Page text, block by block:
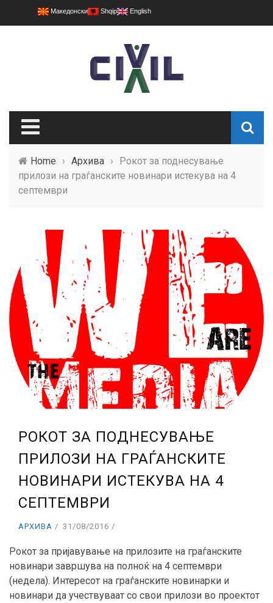
Македонски Shqip English
Home › Архива ›
Рокот за поднесување
прилози на граѓанските новинари истекува на 4
септември
РОКОТ ЗА ПОДНЕСУВАЊЕ
ПРИЛОЗИ НА ГРАЃАНСКИТЕ
НОВИНАРИ ИСТЕКУВА НА 4
СЕПТЕМВРИ
АРХИВА 31/08/2016
Рокот за пријавување на прилозите на граѓанските
новинари завршува на полноќ на 4 септември
(недела). Интересот на граѓанските новинарки и
новинари да учествуваат со свои прилози во проектот